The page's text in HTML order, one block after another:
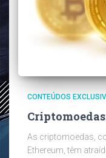
CONTEÚDOS
As criptomoedas,
Ethereum, têm